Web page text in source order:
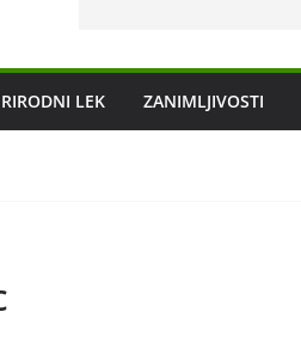
LEK ZANIMLJIVOSTI